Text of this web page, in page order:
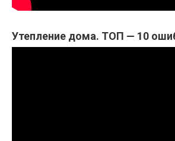
Утепление дома. ТОП — 10